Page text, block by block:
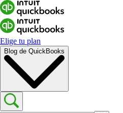
Elige tu plan
Blog de QuickBooks